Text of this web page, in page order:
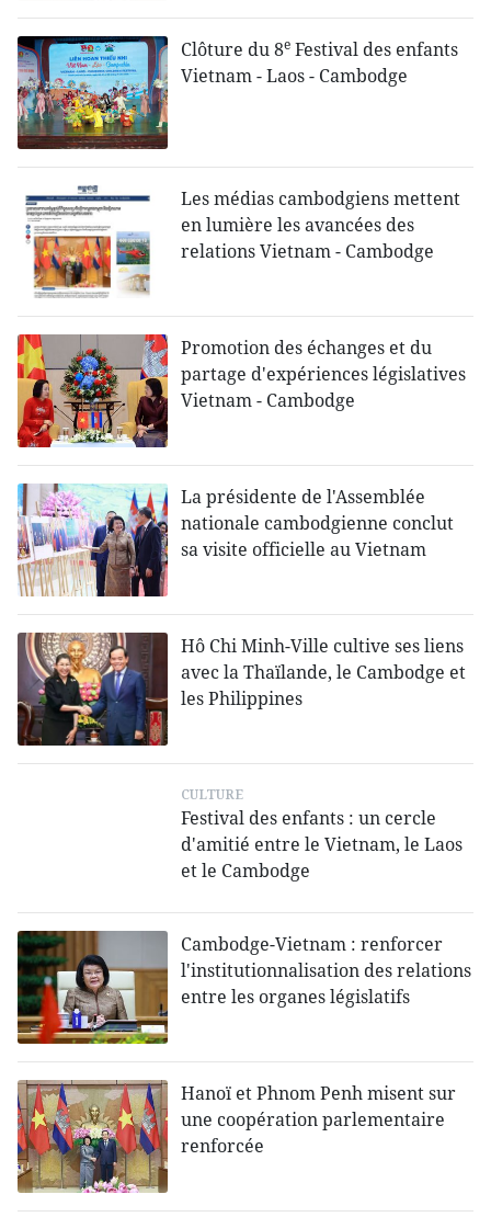
Clôture du 8e Festival des enfants
Vietnam - Laos - Cambodge
Les médias cambodgiens mettent
en lumière les avancées des
relations Vietnam - Cambodge
Promotion des échanges et du
partage d'expériences législatives
Vietnam - Cambodge
La présidente de l'Assemblée
nationale cambodgienne conclut
sa visite officielle au Vietnam
Hô Chi Minh-Ville cultive ses liens
avec la Thaïlande, le Cambodge et
les Philippines
CULTURE
Festival des enfants : un cercle
d'amitié entre le Vietnam, le Laos
et le Cambodge
Cambodge-Vietnam : renforcer
l'institutionnalisation des relations
entre les organes législatifs
Hanoï et Phnom Penh misent sur
une coopération parlementaire
renforcée